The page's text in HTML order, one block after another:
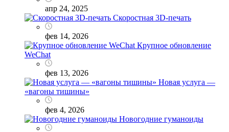
апр 24, 2025
Скоростная 3D-печать
фев 14, 2026
Крупное обновление
WeChat
фев 13, 2026
Новая услуга —
«вагоны тишины»
фев 4, 2026
Новогодние гуманоиды